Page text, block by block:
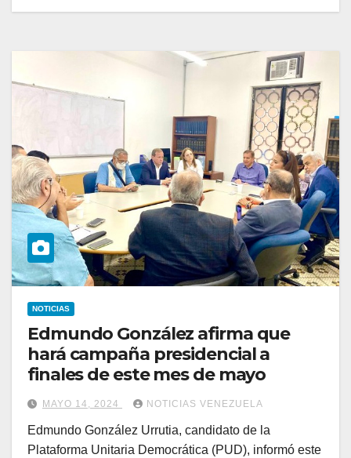
NOTICIAS
Edmundo González afirma que
hará campaña presidencial a
finales de este mes de mayo
MAYO 14, 2024 NOTICIAS VENEZUELA
Edmundo González Urrutia, candidato de la
Plataforma Unitaria Democrática (PUD), informó este